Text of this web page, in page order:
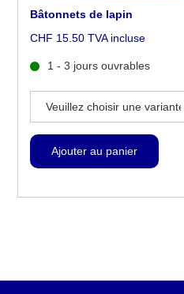
Bâtonnets de lapin
CHF 15.50 TVA incluse
1 - 3 jours ouvrables